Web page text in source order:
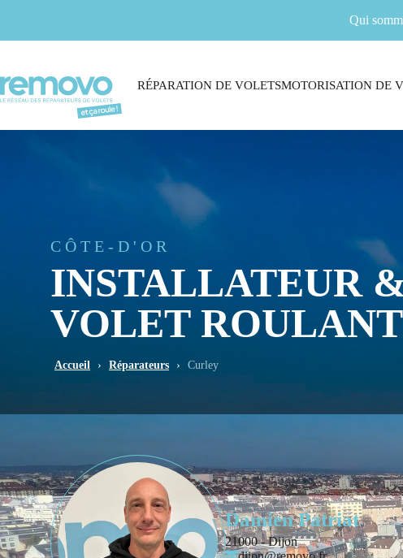
Qui
RÉPARATION DE VOLETSMOTORISATION DE
CÔTE-D'OR
INSTALLATEUR
VOLET
Accueil › Réparateurs › Curley
Damien Patriat
21000 - Dijon